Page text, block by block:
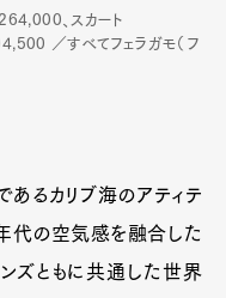
、スカート
／すべてフェラガモ（フ
あるカリブ海のアティテ
代の空気感を融合した
ンズともに共通した世界